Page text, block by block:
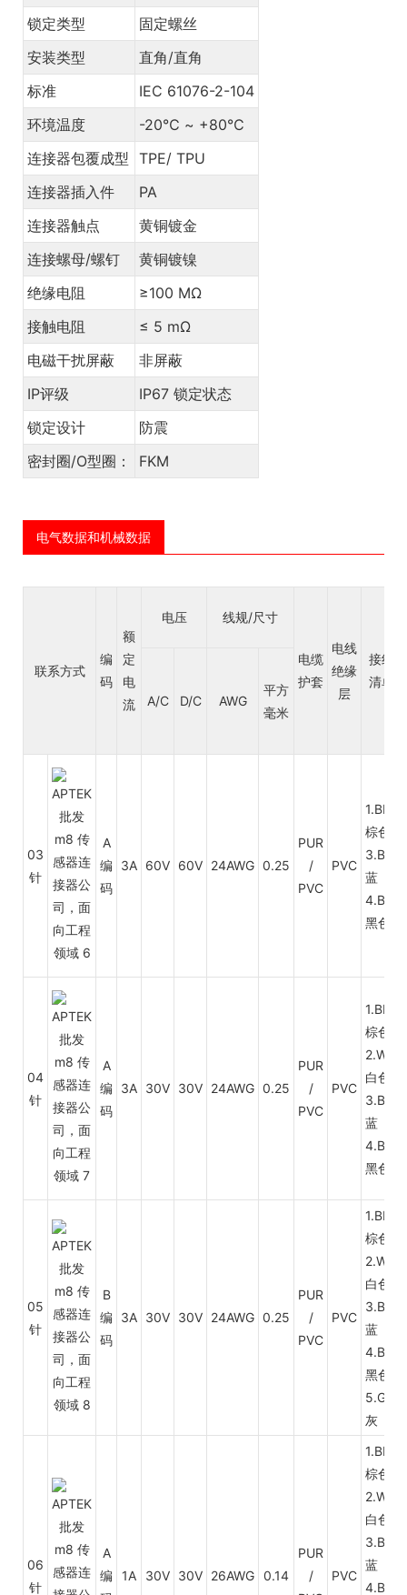
锁定类型
固定螺丝
安装类型
直角/直角
标准
IEC 61076-2-104
环境温度
-20℃ ~ +80℃
连接器包覆成型 TPE/ TPU
连接器插入件
PA
连接器触点
黄铜镀金
连接螺母/螺钉
黄铜镀镍
绝缘电阻
≥100 MΩ
接触电阻
≤ 5 mΩ
电磁干扰屏蔽
非屏蔽
IP评级
IP67 锁定状态
锁定设计
防震
密封圈/O型圈：
FKM
电气数据和机械数据
联系方式
编
码
额
定
电
流
电压 线规/尺寸
电缆
护套
电线
绝缘
层
接线
清单
A/C D/C AWG
平方
毫米
03
针
A
编
码
3A 60V 60V 24AWG 0.25
PUR
/
PVC
PVC
1.BN
棕色
3.BU
蓝
4.BK
黑色
04
针
A
编
码
3A 30V 30V 24AWG 0.25
PUR
/
PVC
PVC
1.BN
棕色
2.WH
白色
3.BU
蓝
4.BK
黑色
05
针
B
编
码
3A 30V 30V 24AWG 0.25
PUR
/
PVC
PVC
1.BN
棕色
2.WH
白色
3.BU
蓝
4.BK
黑色
5.GY
灰
06
针
A
编
1A 30V 30V 26AWG 0.14
PUR
/
PVC
1.BN
棕色
2.WH
白色
3.BU
蓝
4.BK